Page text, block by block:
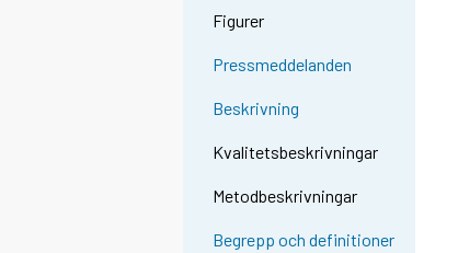
Figurer
Pressmeddelanden
Beskrivning
Kvalitetsbeskrivningar
Metodbeskrivningar
Begrepp och definitioner